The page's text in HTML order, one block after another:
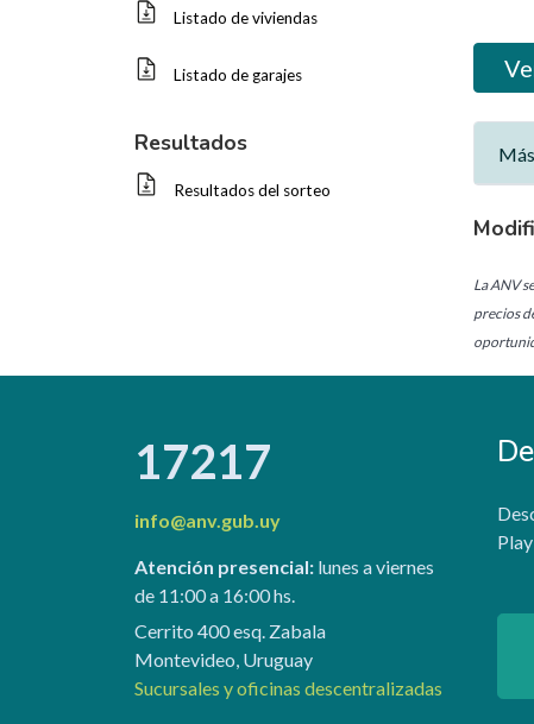
Listado de viviendas
Listado de garajes
Resultados
Resultados del sorteo
La ANV
precios
17217
info@anv.gub.uy
Atención presencial:lunes a viernes
de 11:00 a 16:00 hs.
Cerrito 400 esq. Zabala
Montevideo, Uruguay
Sucursales y oficinas descentralizadas